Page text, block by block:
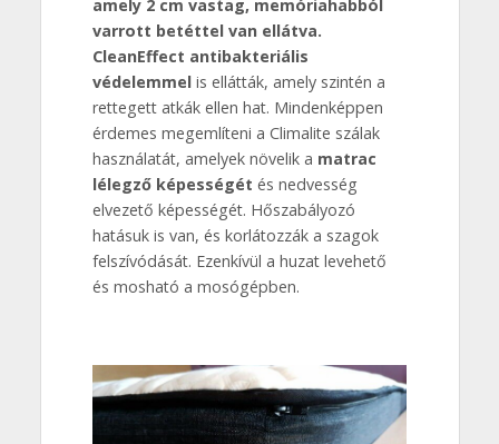
amely 2 cm vastag, memóriahabból
varrott betéttel van ellátva.
CleanEffect antibakteriális
védelemmelis ellátták, amely szintén a
rettegett atkák ellen hat. Mindenképpen
érdemes megemlíteni a Climalite szálak
használatát, amelyek növelik a matrac
lélegző képességét és nedvesség
elvezető képességét. Hőszabályozó
hatásuk is van, és korlátozzák a szagok
felszívódását. Ezenkívül a huzat levehető
és mosható a mosógépben.